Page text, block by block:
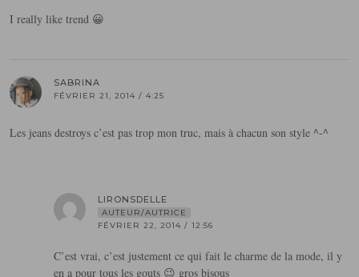
I really like trend 😀
SABRINA
FÉVRIER 21, 2014 / 4:25
Les jeans destroys c’est pas trop mon truc, mais à chacun son style ^-^
LIRONSDELLE
AUTEUR/AUTRICE
FÉVRIER 22, 2014 / 12:56
C’est vrai, c’est justement ce qui fait le charme de la mode, il y
en a pour tous les gouts 😉 gros bisous